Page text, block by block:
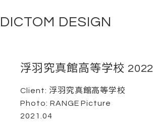
DICTOM DESIGN
浮羽究真館高等学校 2022
Client: 浮羽究真館高等学校
Photo: RANGE Picture
2021.04